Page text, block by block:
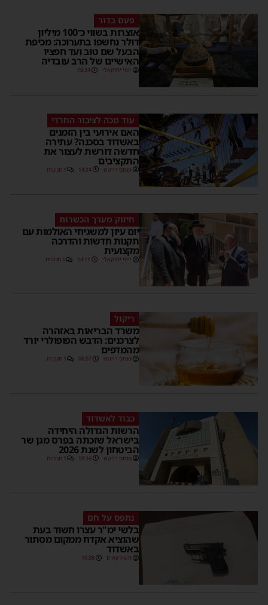
פעם בדור
אוצרות בשווי כ־100 מיליון
דולר נחשפו בתערוכה: מכיפת
הבעל שם טוב ועד חפציו
האישיים של הרב עובדיה
יוסי יחזקאלי 16:34
עוד מכה לציבור החרדי
האם אירועי בין הזמנים
באשדוד בסכנה? עתירה
חדשה דורשת לעצור את
התקציבים
מנחם דויטש 14:24 1 תגובות
חיזוק מערך הכשרות
יום עיון למשגיחי האולמות עם
תקנות חדשות והדרכה
מקצועית
יוסי יחזקאלי 14:11 1 תגובות
ריקול
משרד הבריאות באזהרה
לצרכנים: הדבש הפופולרי יורד
מהמדפים
מנחם דויטש 06:57 1 תגובות
כבוד לאשדוד
הרשות הגדולה היחידה
בישראל שזכתה בפרס מגן שר
הביטחון לשנת 2026
מנחם דויטש 18:36 1 תגובות
נתפס על חם
בלשי ימ"ר עצרו חשוד בעת
שהוציא אקדח ממקום מסתור
באשדוד
משה קאהן 10:38